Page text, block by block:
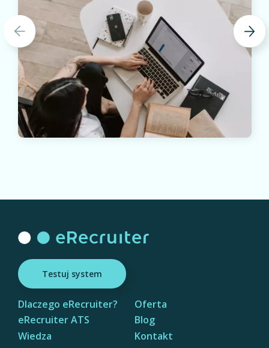
Testuj system
Dlaczego eRecruiter?
eRecruiter ATS
Wiedza
Oferta
Blog
Kontakt